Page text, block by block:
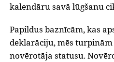
kalendāru savā lūgšanu
Papildus baznīcām, kas
deklarāciju, mēs
novērotāja statusu.